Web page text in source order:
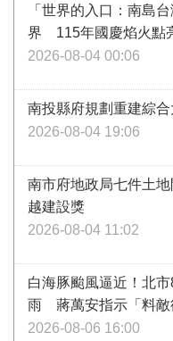
「世界的入口：南島
界 115年國慶焰火點
2026-08-04 00:06
南投縣府規劃重建綜
2026-08-04 19:06
南市府地政局七件土
越建設獎
2026-08-04 11:02
白海豚颱風逼近！北
雨 蔣萬安指示「料敵
2026-08-06 16:00